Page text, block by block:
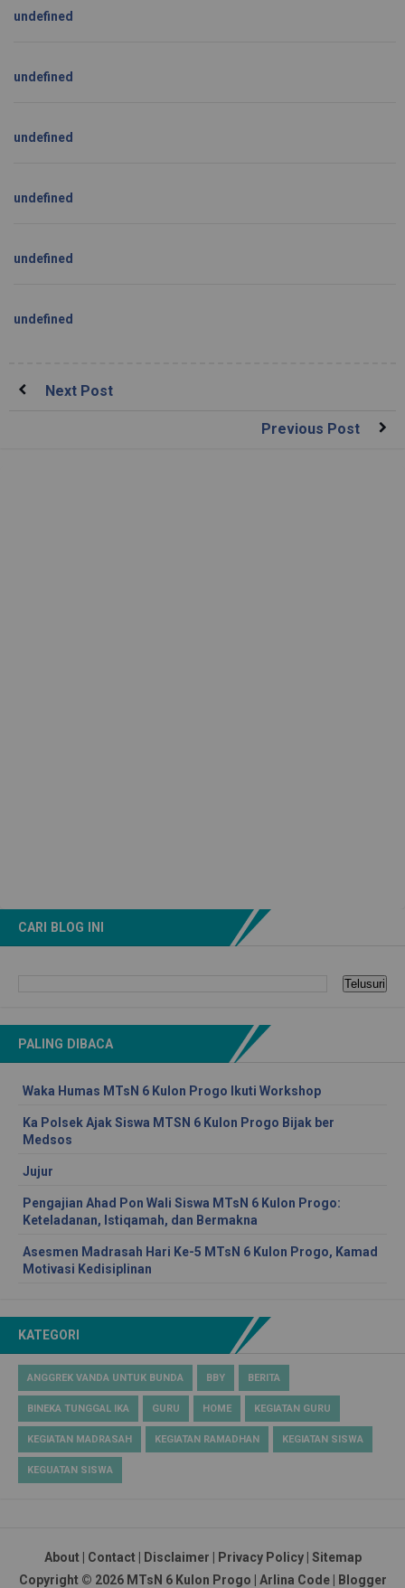
undefined
undefined
undefined
undefined
undefined
undefined
Next Post
Previous Post
CARI BLOG INI
PALING DIBACA
Waka Humas MTsN 6 Kulon Progo Ikuti Workshop
Ka Polsek Ajak Siswa MTSN 6 Kulon Progo Bijak ber
Medsos
Jujur
Pengajian Ahad Pon Wali Siswa MTsN 6 Kulon Progo:
Keteladanan, Istiqamah, dan Bermakna
Asesmen Madrasah Hari Ke-5 MTsN 6 Kulon Progo, Kamad
Motivasi Kedisiplinan
KATEGORI
ANGGREK VANDA UNTUK BUNDA BBY BERITA
BINEKA TUNGGAL IKA GURU HOME KEGIATAN GURU
KEGIATAN MADRASAH KEGIATAN RAMADHAN KEGIATAN SISWA
KEGUATAN SISWA
About Contact Disclaimer Privacy Policy| Sitemap
Copyright © 2026 MTsN 6 Kulon Progo Arlina Code| Blogger